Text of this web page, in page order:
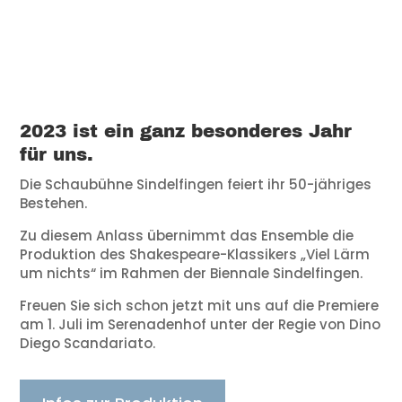
2023 ist ein ganz besonderes Jahr
für uns.
Die Schaubühne Sindelfingen feiert ihr 50-jähriges
Bestehen.
Zu diesem Anlass übernimmt das Ensemble die
Produktion des Shakespeare-Klassikers „Viel Lärm
um nichts“ im Rahmen der Biennale Sindelfingen.
Freuen Sie sich schon jetzt mit uns auf die Premiere
am 1. Juli im Serenadenhof unter der Regie von Dino
Diego Scandariato.